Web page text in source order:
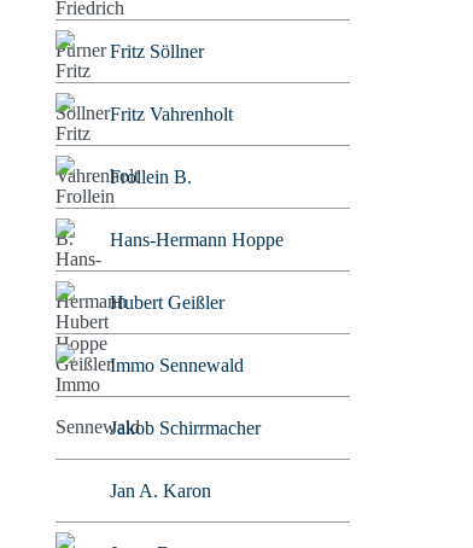
Fritz Söllner
Fritz Vahrenholt
Frollein B.
Hans-Hermann Hoppe
Hubert Geißler
Immo Sennewald
Jakob Schirrmacher
Jan A. Karon